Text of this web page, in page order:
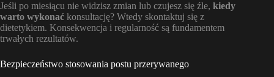
Jeśli po miesiącu nie widzisz zmian lub czujesz się źle, kiedy
warto wykonać konsultację? Wtedy skontaktuj się z
dietetykiem. Konsekwencja i regularność są fundamentem
trwałych rezultatów.
Bezpieczeństwo stosowania postu przerywanego